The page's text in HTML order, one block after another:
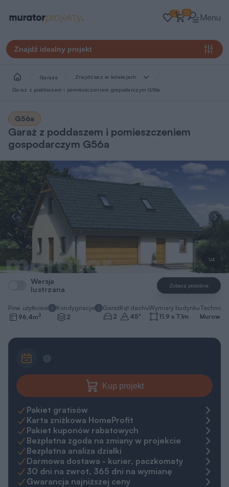
0 0 Menu
Znajdź idealny projekt
Garaże Znajdziesz w kolekcjach
Garaż z poddaszem i pomieszczeniem gospodarczym G56a
G56a
Garaż z poddaszem i pomieszczeniem
gospodarczym G56a
1/4
Wersja
lustrzana
Zobacz podobne
Pow. użytkowa
96,4m2
Kondygnacje
2
Garaż
2
Kąt dachu
45°
Wymiary budynku
11,9 x 7,1m
Murowa
Kup projekt
Pakiet gratisów
Karta zniżkowa HomeProfit
Pakiet kuponów rabatowych
Bezpłatna zgoda na zmiany w projekcie
Bezpłatna analiza działki
Darmowa dostawa - kurier, paczkomaty
30 dni na zwrot, 365 dni na wymianę
Gwarancja najniższej ceny